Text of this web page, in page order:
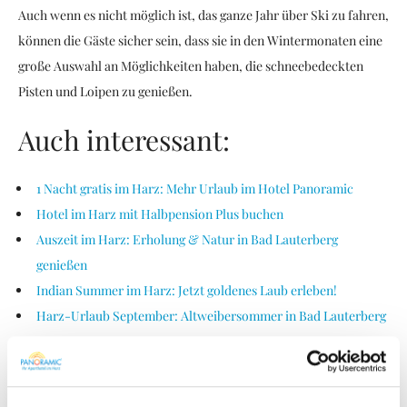
Auch wenn es nicht möglich ist, das ganze Jahr über Ski zu fahren,
können die Gäste sicher sein, dass sie in den Wintermonaten eine
große Auswahl an Möglichkeiten haben, die schneebedeckten
Pisten und Loipen zu genießen.
Auch interessant:
1 Nacht gratis im Harz: Mehr Urlaub im Hotel Panoramic
Hotel im Harz mit Halbpension Plus buchen
Auszeit im Harz: Erholung & Natur in Bad Lauterberg
genießen
Indian Summer im Harz: Jetzt goldenes Laub erleben!
Harz-Urlaub September: Altweibersommer in Bad Lauterberg